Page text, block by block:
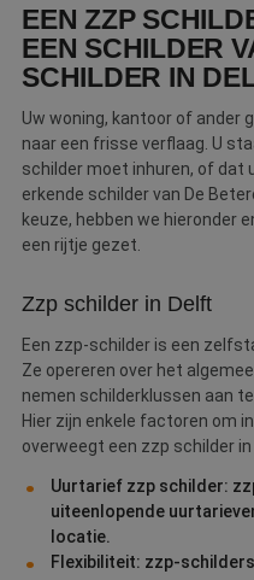
EEN ZZP
EEN SCHILDER
SCHILDER IN
Uw woning, kantoor of ander
naar een frisse verflaag. U
schilder moet inhuren, of dat
erkende schilder van De
keuze, hebben we hieronder
een rijtje gezet.
Zzp schilder in Delft
Een zzp-schilder is een
Ze opereren over het
nemen schilderklussen aan
Hier zijn enkele factoren om
overweegt een zzp schilder
Uurtarief zzp schilder:
uiteenlopende
locatie.
Flexibiliteit: zzp-